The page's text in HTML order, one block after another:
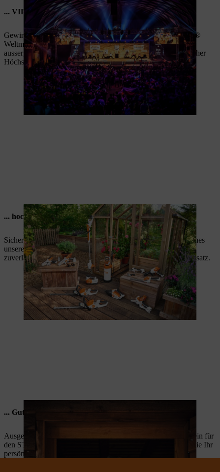
... VIP-Tickets für STIHL TIMBERSPORTS® 2026
Gewinnen Sie VIP-Tickets für die STIHL TIMBERSPORTS®
Weltmeisterschaft 2026 in Stuttgart und erleben Sie ein
aussergewöhnliches Jubiläumsevent voller Actionund sportlicher
Höchstleistungen.
... hochwertiges STIHL Gerät
Sichern Sie sich bewährte STIHL Qualität und die Chance, eines
unserer leistungsstarken Geräte zu gewinnen. Entwickelt für
zuverlässige Arbeit, hohe Langlebigkeit und den täglichen Einsatz.
... Gutscheine für den STIHL Markenshop
Ausgerüstet für jedes Abenteuer. Gewinnen Sie einen Gutschein für
den STIHL Markenshop im Wert von 100 CHF und wählen Sie Ihr
persönliches Lieblingsprodukt aus dem Sortiment.